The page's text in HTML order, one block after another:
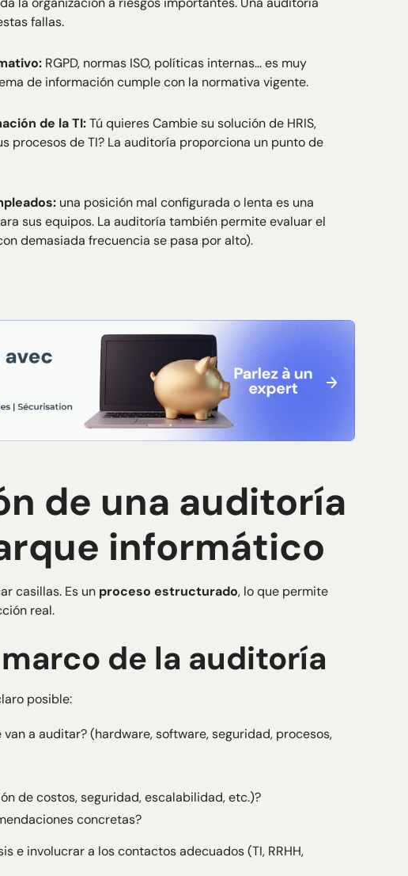
fallas.
RGPD, normas ISO, políticas internas... es muy
de información cumple con la normativa vigente.
de la TI:Tú quieresCambie su solución de HRIS,
procesos de TI? La auditoría proporciona un punto de
una posición mal configurada o lenta es una
sus equipos. La auditoría también permite evaluar el
demasiada frecuencia se pasa por alto).
de una auditoría
informático
casillas. Es un proceso estructurado, lo que permite
real.
de la auditoría
posible:
a auditar? (hardware, software, seguridad, procesos,
de costos, seguridad, escalabilidad, etc.)?
concretas?
e involucrar a los contactos adecuados (TI, RRHH,